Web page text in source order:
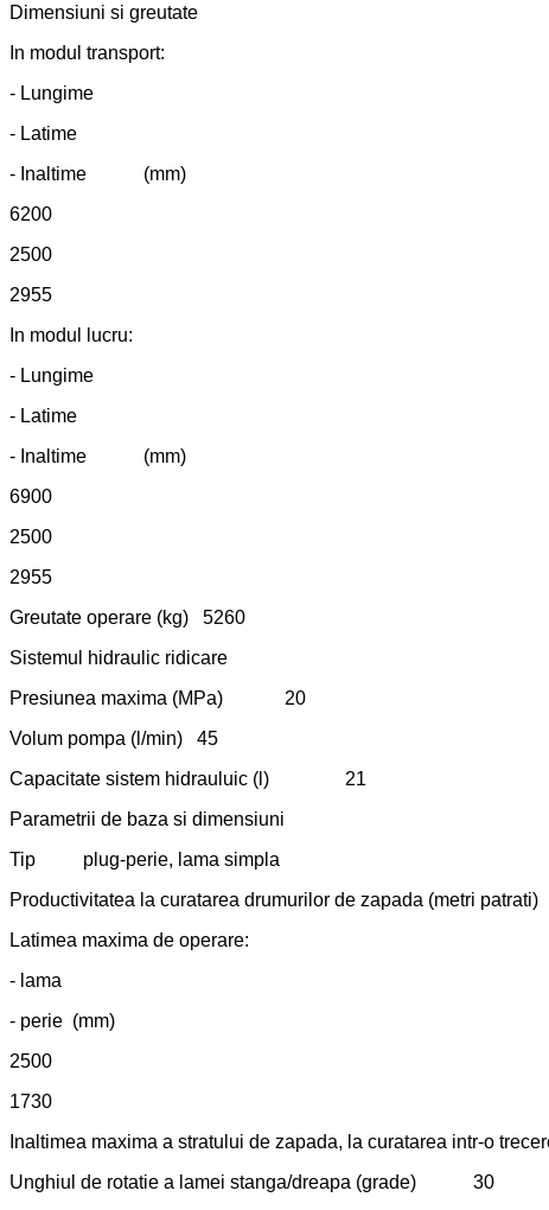
Dimensiuni si greutate
In modul transport:
- Lungime
- Latime
- Inaltime (mm)
6200
2500
2955
In modul lucru:
- Lungime
- Latime
- Inaltime (mm)
6900
2500
2955
Greutate operare (kg) 5260
Sistemul hidraulic ridicare
Presiunea maxima (MPa) 20
Volum pompa (l/min) 45
Capacitate sistem hidrauluic (l) 21
Parametrii de baza si dimensiuni
Tip plug-perie, lama simpla
Productivitatea la curatarea drumurilor de zapada (metri
Latimea maxima de operare:
- lama
- perie (mm)
2500
1730
Inaltimea maxima a stratului de zapada, la curatarea intr-o
Unghiul de rotatie a lamei stanga/dreapa (grade) 30